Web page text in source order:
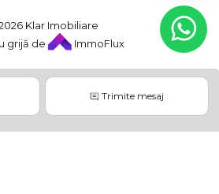
Calea Turzii
Buna-Ziua
Trimite mesaj
Klar Imobiliare
grijă de
ImmoFlux